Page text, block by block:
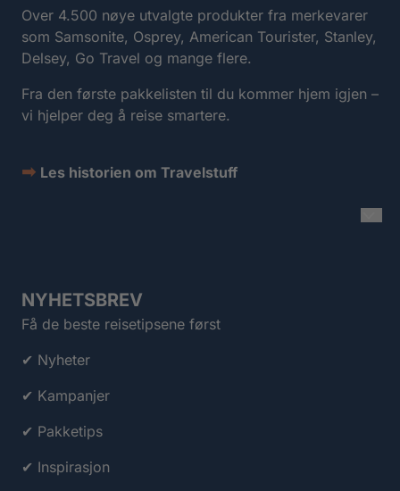
Over 4.500 nøye utvalgte produkter fra merkevarer
som Samsonite, Osprey, American Tourister, Stanley,
Delsey, Go Travel og mange flere.
Fra den første pakkelisten til du kommer hjem igjen –
vi hjelper deg å reise smartere.
➡ Les historien om Travelstuff
NYHETSBREV
Få de beste reisetipsene først
✔ Nyheter
✔ Kampanjer
✔ Pakketips
✔ Inspirasjon